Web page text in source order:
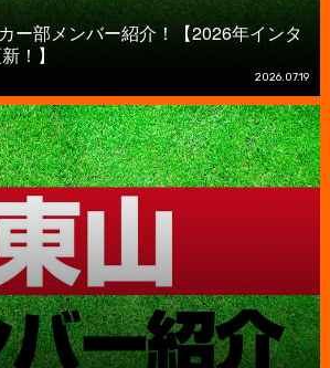
ー部メンバー紹介！【2026年インタ
！】
2026.07.19